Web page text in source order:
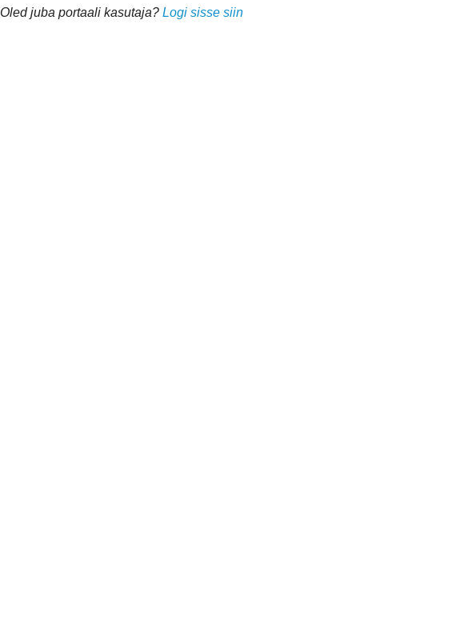
Oled juba portaali kasutaja? Logi sisse siin